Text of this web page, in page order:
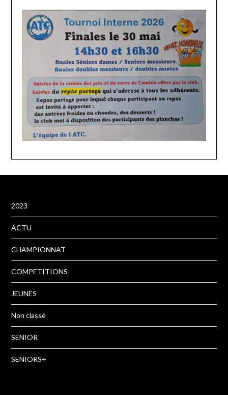
2023
ACTU
CHAMPIONNAT
COMPETITIONS
JEUNES
Non classé
SENIOR
SENIORS+